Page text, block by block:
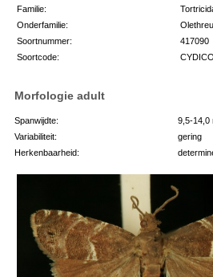
Familie:
Onderfamilie:
Soortnummer:
417090
Soortcode:
Morfologie adult
Spanwijdte:
9,5-14,0
Variabiliteit:
gering
Herkenbaarheid: